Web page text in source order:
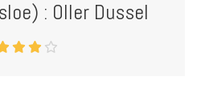
: Oller Dussel